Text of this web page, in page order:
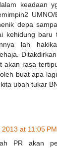
keadaan
depa
kehidung baru
lah
akan rasa
buat apa
ubah tukar
2013 at 11:05 PM
PR akan